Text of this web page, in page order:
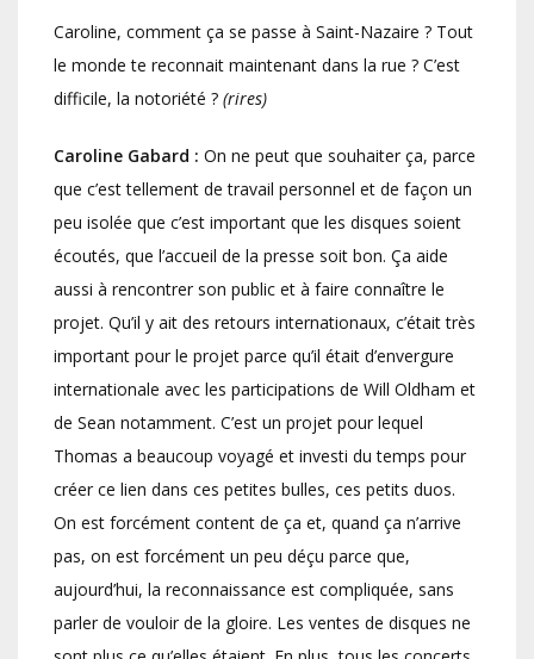
Caroline, comment ça se passe à Saint-Nazaire ? Tout
le monde te reconnait maintenant dans la rue ? C’est
difficile, la notoriété ? (rires)
Caroline Gabard : On ne peut que souhaiter ça, parce
que c’est tellement de travail personnel et de façon un
peu isolée que c’est important que les disques soient
écoutés, que l’accueil de la presse soit bon. Ça aide
aussi à rencontrer son public et à faire connaître le
projet. Qu’il y ait des retours internationaux, c’était très
important pour le projet parce qu’il était d’envergure
internationale avec les participations de Will Oldham et
de Sean notamment. C’est un projet pour lequel
Thomas a beaucoup voyagé et investi du temps pour
créer ce lien dans ces petites bulles, ces petits duos.
On est forcément content de ça et, quand ça n’arrive
pas, on est forcément un peu déçu parce que,
aujourd’hui, la reconnaissance est compliquée, sans
parler de vouloir de la gloire. Les ventes de disques ne